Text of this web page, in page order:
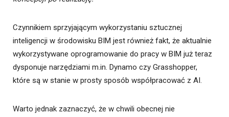
Czynnikiem sprzyjającym wykorzystaniu sztucznej
inteligencji w środowisku BIM jest również fakt, że aktualnie
wykorzystywane oprogramowanie do pracy w BIM już teraz
dysponuje narzędziami m.in. Dynamo czy Grasshopper,
które są w stanie w prosty sposób współpracować z AI.
Warto jednak zaznaczyć, że w chwili obecnej nie